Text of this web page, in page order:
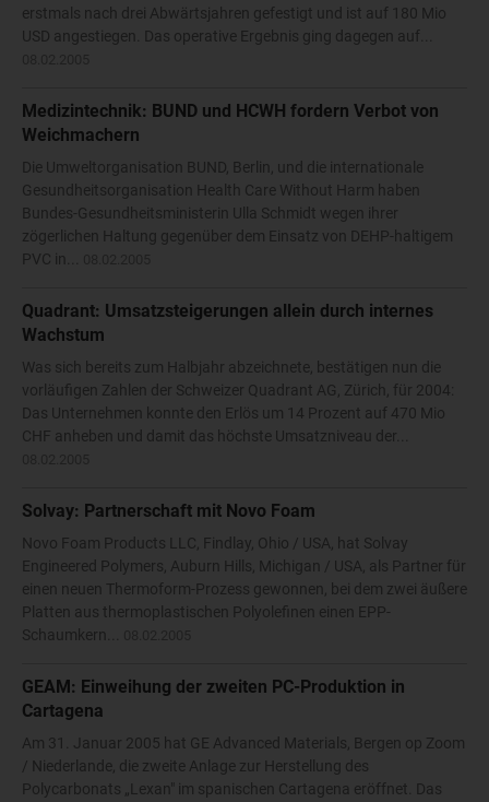
erstmals nach drei Abwärtsjahren gefestigt und ist auf 180 Mio
USD angestiegen. Das operative Ergebnis ging dagegen auf...
Medizintechnik: BUND und HCWH fordern Verbot von
Weichmachern
Die Umweltorganisation BUND, Berlin, und die internationale
Gesundheitsorganisation Health Care Without Harm haben
Bundes-Gesundheitsministerin Ulla Schmidt wegen ihrer
zögerlichen Haltung gegenüber dem Einsatz von DEHP-haltigem
PVC in...
Quadrant: Umsatzsteigerungen allein durch internes
Wachstum
Was sich bereits zum Halbjahr abzeichnete, bestätigen nun die
vorläufigen Zahlen der Schweizer Quadrant AG, Zürich, für 2004:
Das Unternehmen konnte den Erlös um 14 Prozent auf 470 Mio
CHF anheben und damit das höchste Umsatzniveau der...
Solvay: Partnerschaft mit Novo Foam
Novo Foam Products LLC, Findlay, Ohio / USA, hat Solvay
Engineered Polymers, Auburn Hills, Michigan / USA, als Partner für
einen neuen Thermoform-Prozess gewonnen, bei dem zwei äußere
Platten aus thermoplastischen Polyolefinen einen EPP-
Schaumkern...
GEAM: Einweihung der zweiten PC-Produktion in
Cartagena
Am 31. Januar 2005 hat GE Advanced Materials, Bergen op Zoom
/ Niederlande, die zweite Anlage zur Herstellung des
Polycarbonats „Lexan" im spanischen Cartagena eröffnet. Das